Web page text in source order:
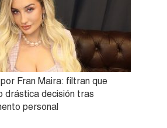
Fran Maira: filtran que
drástica decisión tras
personal